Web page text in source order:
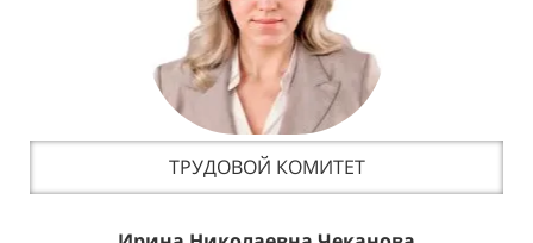
ТРУДОВОЙ КОМИТЕТ